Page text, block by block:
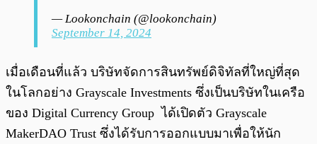
— Lookonchain (@lookonchain)
September 14, 2024
เมื่อเดือนที่แล้ว บริษัทจัดการสินทรัพย์ดิจิทัลที่ใหญ่ที่สุด
ในโลกอย่าง Grayscale Investments ซึ่งเป็นบริษัทในเครือ
ของ Digital Currency Group ได้เปิดตัว Grayscale
MakerDAO Trust ซึ่งได้รับการออกแบบมาเพื่อให้นัก